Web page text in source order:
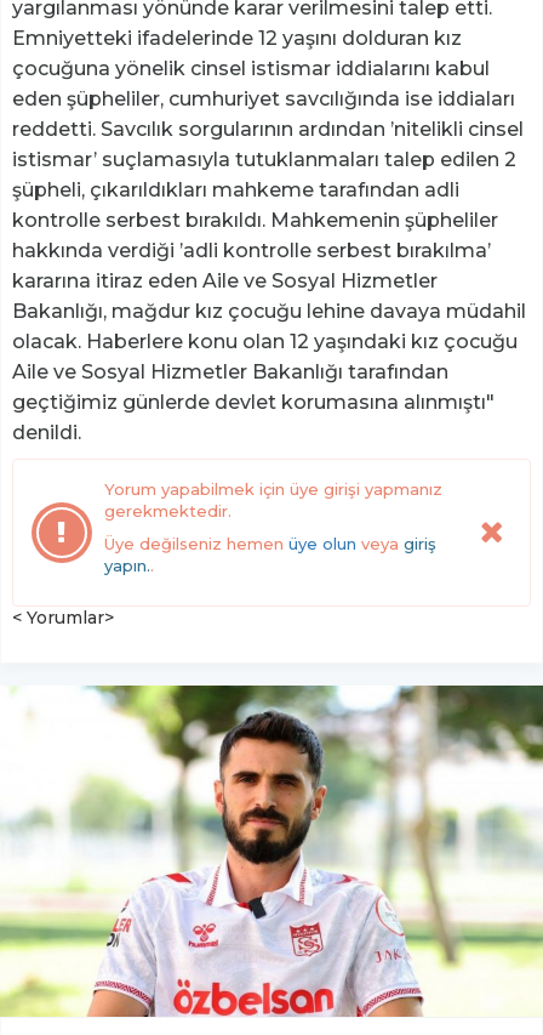
yargılanması yönünde karar verilmesini talep etti.
Emniyetteki ifadelerinde 12 yaşını dolduran kız
çocuğuna yönelik cinsel istismar iddialarını kabul
eden şüpheliler, cumhuriyet savcılığında ise iddiaları
reddetti. Savcılık sorgularının ardından ’nitelikli cinsel
istismar’ suçlamasıyla tutuklanmaları talep edilen 2
şüpheli, çıkarıldıkları mahkeme tarafından adli
kontrolle serbest bırakıldı. Mahkemenin şüpheliler
hakkında verdiği ’adli kontrolle serbest bırakılma’
kararına itiraz eden Aile ve Sosyal Hizmetler
Bakanlığı, mağdur kız çocuğu lehine davaya müdahil
olacak. Haberlere konu olan 12 yaşındaki kız çocuğu
Aile ve Sosyal Hizmetler Bakanlığı tarafından
geçtiğimiz günlerde devlet korumasına alınmıştı"
denildi.
Yorum yapabilmek için üye girişi yapmanız
gerekmektedir.
Üye değilseniz hemen üye olun veya giriş
yapın..
< Yorumlar>